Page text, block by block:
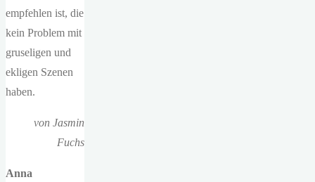
empfehlen ist, die
kein Problem mit
gruseligen und
ekligen Szenen
haben.
von Jasmin
Fuchs
Anna